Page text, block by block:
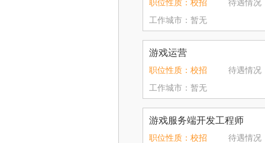
职位性质：校招
待遇情况
工作城市：暂无
游戏运营
职位性质：校招
待遇情况
工作城市：暂无
游戏服务端开发工程师
职位性质：校招
待遇情况